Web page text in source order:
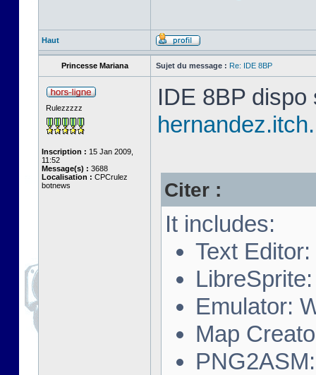
Haut
Princesse Mariana Sujet du message : Re: IDE 8BP
Rulezzzzz
Inscription : 15 Jan 2009,
11:52
Message(s) : 3688
Localisation : CPCrulez
botnews
IDE 8BP
Citer :
It includes:
Text
Emulator:
Map